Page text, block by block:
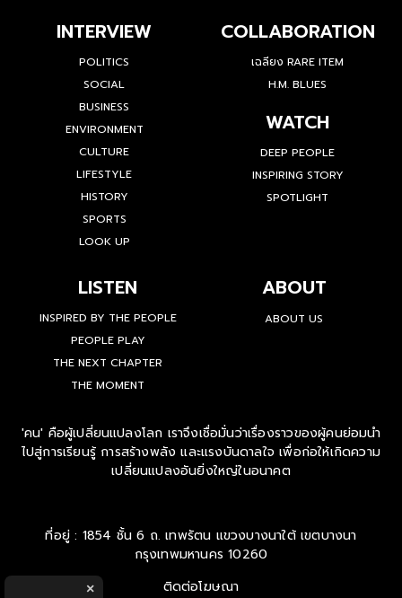
INTERVIEW
POLITICS
SOCIAL
BUSINESS
ENVIRONMENT
CULTURE
LIFESTYLE
HISTORY
SPORTS
LOOK UP
COLLABORATION
เฉลียง RARE ITEM
H.M. BLUES
WATCH
DEEP PEOPLE
INSPIRING STORY
SPOTLIGHT
LISTEN
INSPIRED BY THE PEOPLE
PEOPLE PLAY
THE NEXT CHAPTER
THE MOMENT
ABOUT
ABOUT US
'คน' คือผู้เปลี่ยนแปลงโลก เราจึงเชื่อมั่นว่าเรื่องราวของผู้คนย่อมนำ
ไปสู่การเรียนรู้ การสร้างพลัง และแรงบันดาลใจ เพื่อก่อให้เกิดความ
เปลี่ยนแปลงอันยิ่งใหญ่ในอนาคต
ที่อยู่ : 1854 ชั้น 6 ถ. เทพรัตน แขวงบางนาใต้ เขตบางนา
กรุงเทพมหานคร 10260
ติดต่อโฆษณา
×